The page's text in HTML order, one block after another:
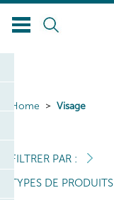
Home Visage
FILTRER PAR :
TYPES DE PRODUITS